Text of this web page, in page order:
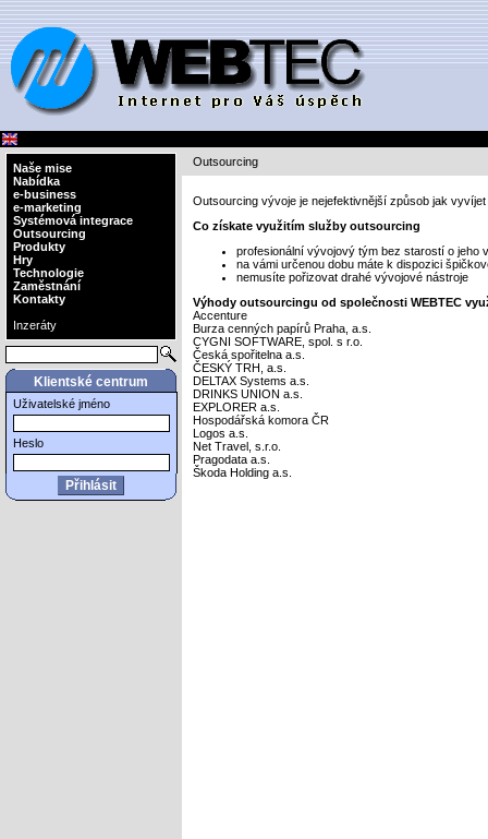
Naše mise
Nabídka
e-business
e-marketing
Systémová integrace
Outsourcing
Produkty
Hry
Technologie
Zaměstnání
Kontakty
Inzeráty
Klientské centrum
Uživatelské jméno
Heslo
Outsourcing
Outsourcing vývoje je nejefektivnější způsob jak
Co získate využitím služby outsourcing
profesionální vývojový tým bez starostí o jeho
na vámi určenou dobu máte k dispozici
nemusíte pořizovat drahé vývojové nástroje
Výhody outsourcingu od společnosti WEBTEC
Accenture
Burza cenných papírů Praha, a.s.
CYGNI SOFTWARE, spol. s r.o.
Česká spořitelna a.s.
ČESKÝ TRH, a.s.
DELTAX Systems a.s.
DRINKS UNION a.s.
EXPLORER a.s.
Hospodářská komora ČR
Logos a.s.
Net Travel, s.r.o.
Pragodata a.s.
Škoda Holding a.s.